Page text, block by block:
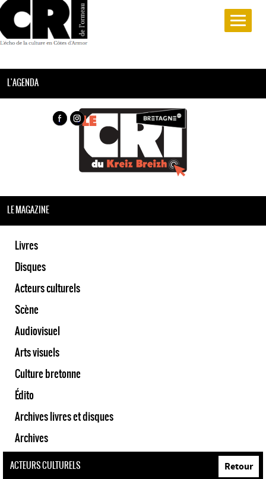
L'AGENDA
LE MAGAZINE
Livres
Disques
Acteurs culturels
Scène
Audiovisuel
Arts visuels
Culture bretonne
Édito
Archives livres et disques
Archives
ACTEURS CULTURELS Retour